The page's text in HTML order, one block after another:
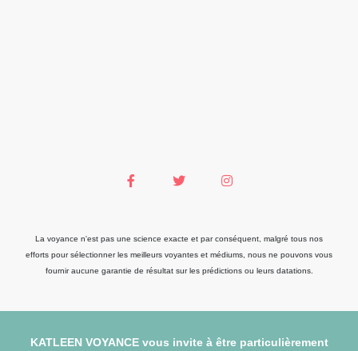
La voyance n'est pas une science exacte et par conséquent, malgré tous nos
efforts pour sélectionner les meilleurs voyantes et médiums, nous ne pouvons vous
fournir aucune garantie de résultat sur les prédictions ou leurs datations.
KATLEEN VOYANCE vous invite à être particulièrement